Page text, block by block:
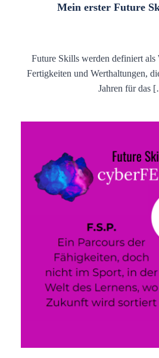
Mein erster Future
Future Skills werden definiert als
Fertigkeiten und Werthaltungen,
Jahren für das